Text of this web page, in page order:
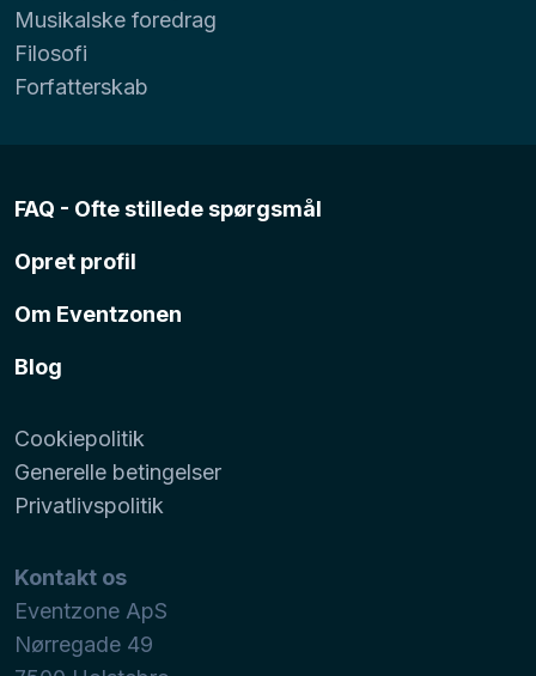
Musikalske foredrag
Filosofi
Forfatterskab
FAQ - Ofte stillede spørgsmål
Opret profil
Om Eventzonen
Blog
Cookiepolitik
Generelle betingelser
Privatlivspolitik
Kontakt os
Eventzone ApS
Nørregade 49